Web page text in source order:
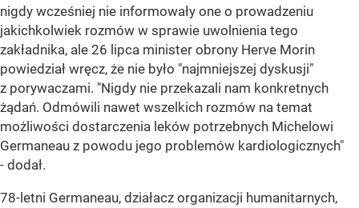
nigdy wcześniej nie informowały one o prowadzeniu
jakichkolwiek rozmów w sprawie uwolnienia tego
zakładnika, ale 26 lipca minister obrony Herve Morin
powiedział wręcz, że nie było "najmniejszej dyskusji"
z porywaczami. "Nigdy nie przekazali nam konkretnych
żądań. Odmówili nawet wszelkich rozmów na temat
możliwości dostarczenia leków potrzebnych Michelowi
Germaneau z powodu jego problemów kardiologicznych"
- dodał.
78-letni Germaneau, działacz organizacji humanitarnych,